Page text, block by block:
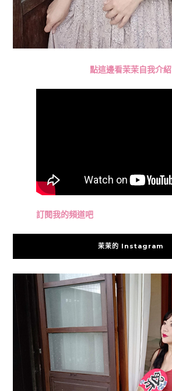
點這邊看茉茉自我介紹
訂閱我的頻道吧
茉茉的 Instagram